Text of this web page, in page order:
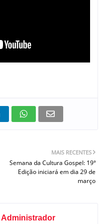
MAIS RECENTES
Semana da Cultura Gospel: 19ª
Edição iniciará em dia 29 de
março
Administrador